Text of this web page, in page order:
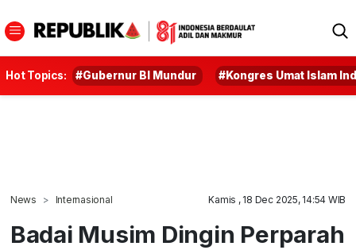
Hot Topics: #Gubernur BI Mundur #Kongres Umat Islam
News Internasional Kamis , 18 Dec 2025, 14:54 WIB
Badai Musim Dingin Perparah